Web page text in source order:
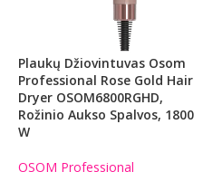
Plaukų Džiovintuvas Osom
Professional Rose Gold Hair
Dryer OSOM6800RGHD,
Rožinio Aukso Spalvos, 1800
W
OSOM Professional